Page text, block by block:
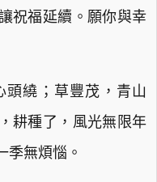
祝福延續。願你與幸
繞；草豐茂，青山
耕種了，風光無限年
季無煩惱。